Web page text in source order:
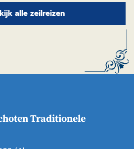
alle zeilreizen
Traditionele